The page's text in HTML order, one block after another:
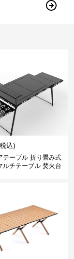
込)
テーブル 折り畳み式
ルチテーブル 焚火台